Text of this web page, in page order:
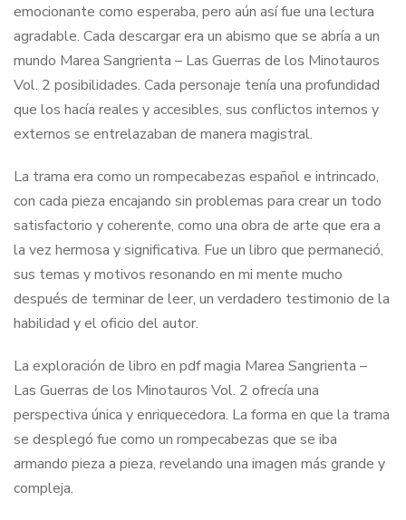
emocionante como esperaba, pero aún así fue una lectura
agradable. Cada descargar era un abismo que se abría a un
mundo Marea Sangrienta – Las Guerras de los Minotauros
Vol. 2 posibilidades. Cada personaje tenía una profundidad
que los hacía reales y accesibles, sus conflictos internos y
externos se entrelazaban de manera magistral.
La trama era como un rompecabezas español e intrincado,
con cada pieza encajando sin problemas para crear un todo
satisfactorio y coherente, como una obra de arte que era a
la vez hermosa y significativa. Fue un libro que permaneció,
sus temas y motivos resonando en mi mente mucho
después de terminar de leer, un verdadero testimonio de la
habilidad y el oficio del autor.
La exploración de libro en pdf magia Marea Sangrienta –
Las Guerras de los Minotauros Vol. 2 ofrecía una
perspectiva única y enriquecedora. La forma en que la trama
se desplegó fue como un rompecabezas que se iba
armando pieza a pieza, revelando una imagen más grande y
compleja.